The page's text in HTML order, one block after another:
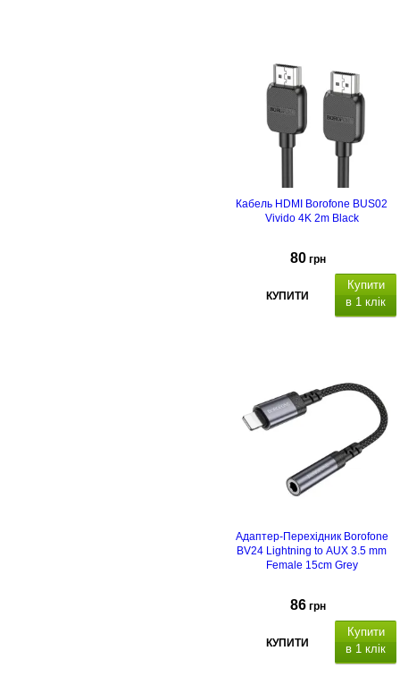
Кабель HDMI Borofone BUS02
Vivido 4K 2m Black
80 грн
КУПИТИ
Купити
в 1 клік
Адаптер-Перехідник Borofone
BV24 Lightning to AUX 3.5 mm
Female 15cm Grey
86 грн
КУПИТИ
Купити
в 1 клік